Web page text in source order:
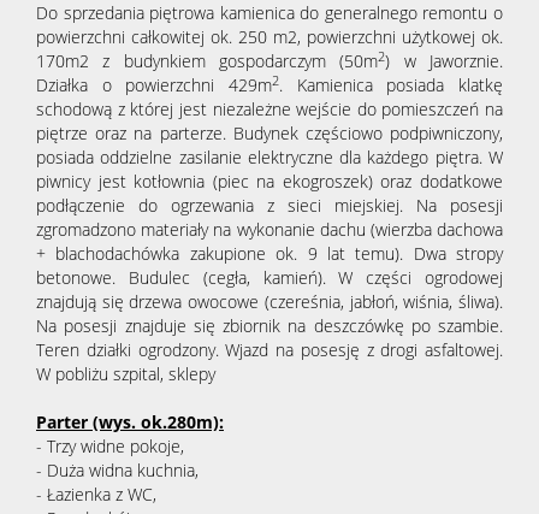
Do sprzedania piętrowa kamienica do generalnego remontu o
powierzchni całkowitej ok. 250 m2, powierzchni użytkowej ok.
170m2 z budynkiem gospodarczym (50m2) w Jaworznie.
Działka o powierzchni 429m2. Kamienica posiada klatkę
schodową z której jest niezależne wejście do pomieszczeń na
piętrze oraz na parterze. Budynek częściowo podpiwniczony,
posiada oddzielne zasilanie elektryczne dla każdego piętra. W
piwnicy jest kotłownia (piec na ekogroszek) oraz dodatkowe
podłączenie do ogrzewania z sieci miejskiej. Na posesji
zgromadzono materiały na wykonanie dachu (wierzba dachowa
+ blachodachówka zakupione ok. 9 lat temu). Dwa stropy
betonowe. Budulec (cegła, kamień). W części ogrodowej
znajdują się drzewa owocowe (czereśnia, jabłoń, wiśnia, śliwa).
Na posesji znajduje się zbiornik na deszczówkę po szambie.
Teren działki ogrodzony. Wjazd na posesję z drogi asfaltowej.
W pobliżu szpital, sklepy
Parter (wys. ok.280m):
- Trzy widne pokoje,
- Duża widna kuchnia,
- Łazienka z WC,